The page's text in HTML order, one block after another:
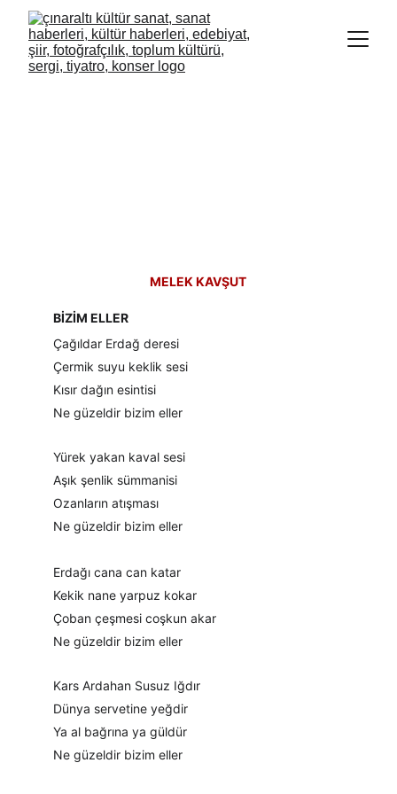
MELEK KAVŞUT
BİZİM ELLER
Çağıldar Erdağ deresi
Çermik suyu keklik sesi
Kısır dağın esintisi
Ne güzeldir bizim eller
Yürek yakan kaval sesi
Aşık şenlik sümmanisi
Ozanların atışması
Ne güzeldir bizim eller
Erdağı cana can katar
Kekik nane yarpuz kokar
Çoban çeşmesi coşkun akar
Ne güzeldir bizim eller
Kars Ardahan Susuz Iğdır
Dünya servetine yeğdir
Ya al bağrına ya güldür
Ne güzeldir bizim eller